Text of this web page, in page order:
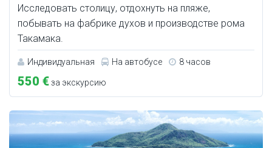
Исследовать столицу, отдохнуть на пляже,
побывать на фабрике духов и производстве рома
Такамака.
Индивидуальная На автобусе 8 часов
550 €за экскурсию